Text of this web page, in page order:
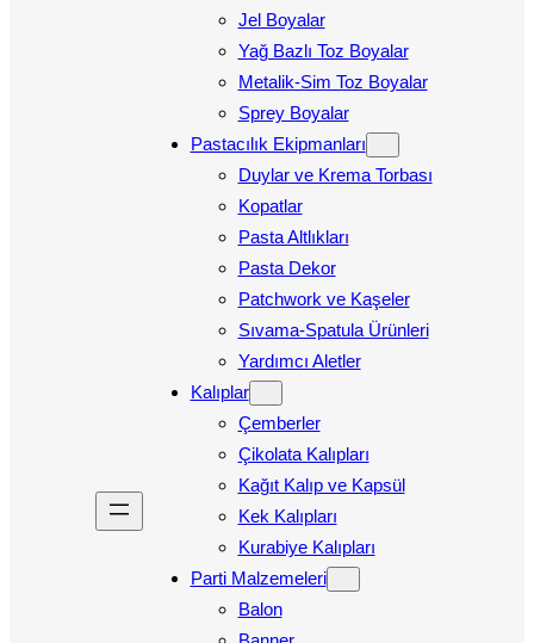
Jel Boyalar
Yağ Bazlı Toz Boyalar
Metalik-Sim Toz Boyalar
Sprey Boyalar
Pastacılık Ekipmanları
Duylar ve Krema Torbası
Kopatlar
Pasta Altlıkları
Pasta Dekor
Patchwork ve Kaşeler
Sıvama-Spatula Ürünleri
Yardımcı Aletler
Kalıplar
Çemberler
Çikolata Kalıpları
Kağıt Kalıp ve Kapsül
Kek Kalıpları
Kurabiye Kalıpları
Parti Malzemeleri
Balon